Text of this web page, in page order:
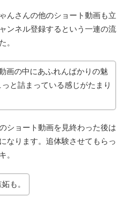
んさんの他のショート動画も立
ンネル登録するという一連の流
。
画の中にあふれんばかりの魅
と詰まっている感じがたまり
ショート動画を見終わった後は
なります。追体験させてもらっ
。
も。